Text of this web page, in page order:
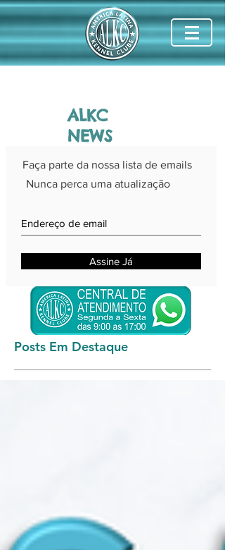
ALKC
NEWS
Faça parte da nossa lista de emails
Nunca perca uma atualização
Assine Já
Posts Em Destaque